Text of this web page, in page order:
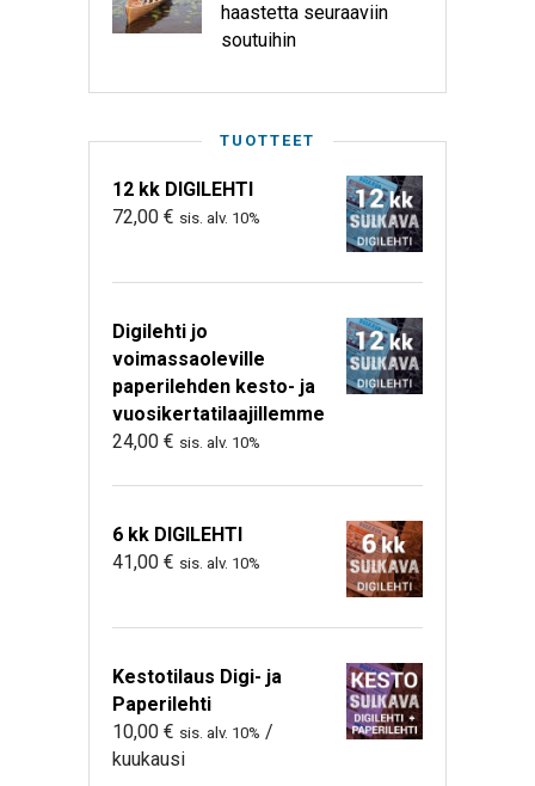
haastetta seuraaviin
soutuihin
TUOTTEET
12 kk DIGILEHTI
72,00 € sis. alv. 10%
Digilehti jo
voimassaoleville
paperilehden kesto- ja
vuosikertatilaajillemme
24,00 € sis. alv. 10%
6 kk DIGILEHTI
41,00 € sis. alv. 10%
Kestotilaus Digi- ja
Paperilehti
10,00 € sis. alv. 10% /
kuukausi